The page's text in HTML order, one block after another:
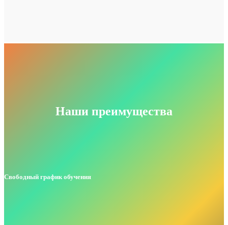
Наши преимущества
Свободный график обучения